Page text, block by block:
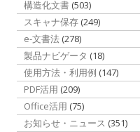
構造化文書 (503)
スキャナ保存 (249)
e-文書法 (278)
製品ナビゲータ (18)
使用方法・利用例 (147)
PDF活用 (209)
Office活用 (75)
お知らせ・ニュース (351)